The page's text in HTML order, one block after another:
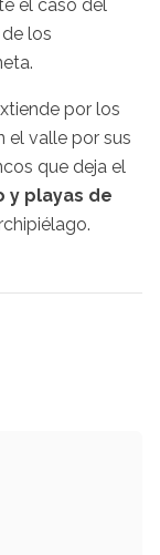
el caso del
de los
por los
el valle por sus
que deja el
y playas de